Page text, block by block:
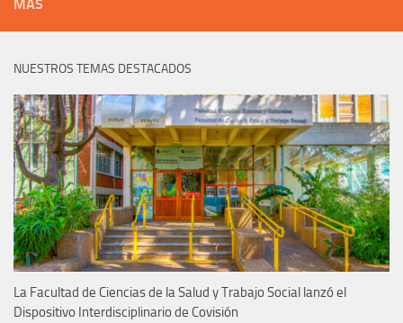
MÁS
NUESTROS TEMAS DESTACADOS
La Facultad de Ciencias de la Salud y Trabajo Social lanzó el
Dispositivo Interdisciplinario de Covisión